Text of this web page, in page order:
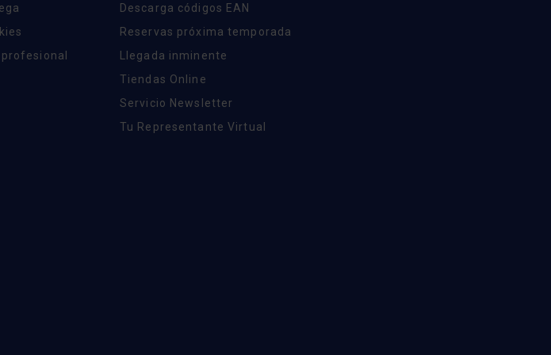
Descarga códigos EAN
Reservas próxima temporada
Llegada inminente
Tiendas Online
Servicio Newsletter
Tu Representante Virtual